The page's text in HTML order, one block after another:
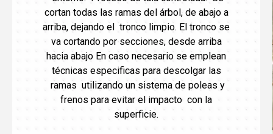
cortan todas las ramas del árbol, de abajo a
arriba, dejando el tronco limpio. El tronco se
va cortando por secciones, desde arriba
hacia abajo En caso necesario se emplean
técnicas especificas para descolgar las
ramas utilizando un sistema de poleas y
frenos para evitar el impacto con la
superficie.